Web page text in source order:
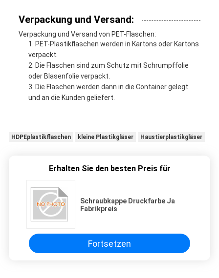
Verpackung und Versand:
Verpackung und Versand von PET-Flaschen:
PET-Plastikflaschen werden in Kartons oder Kartons
verpackt.
Die Flaschen sind zum Schutz mit Schrumpffolie
oder Blasenfolie verpackt.
Die Flaschen werden dann in die Container gelegt
und an die Kunden geliefert.
HDPEplastikflaschen kleine Plastikgläser Haustierplastikgläser
Erhalten Sie den besten Preis für
Schraubkappe Druckfarbe Ja
Fabrikpreis
Fortsetzen